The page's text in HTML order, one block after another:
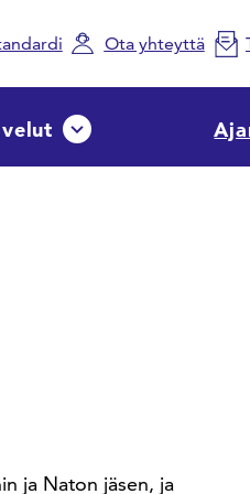
Ota yhteyttä
Avaa tai sulje
ja Naton jäsen, ja